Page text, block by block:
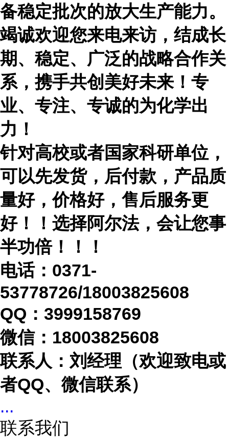
备稳定批次的放大生产能力。
竭诚欢迎您来电来访，结成长
期、稳定、广泛的战略合作关
系，携手共创美好未来！专
业、专注、专诚的为化学出
力！
针对高校或者国家科研单位，
可以先发货，后付款，产品质
量好，价格好，售后服务更
好！！选择阿尔法，会让您事
半功倍！！！
电话： 0371-
53778726/18003825608
QQ：3999158769
微信： 18003825608
联系人：刘经理（欢迎致电或
者QQ、微信联系）
...
联系我们